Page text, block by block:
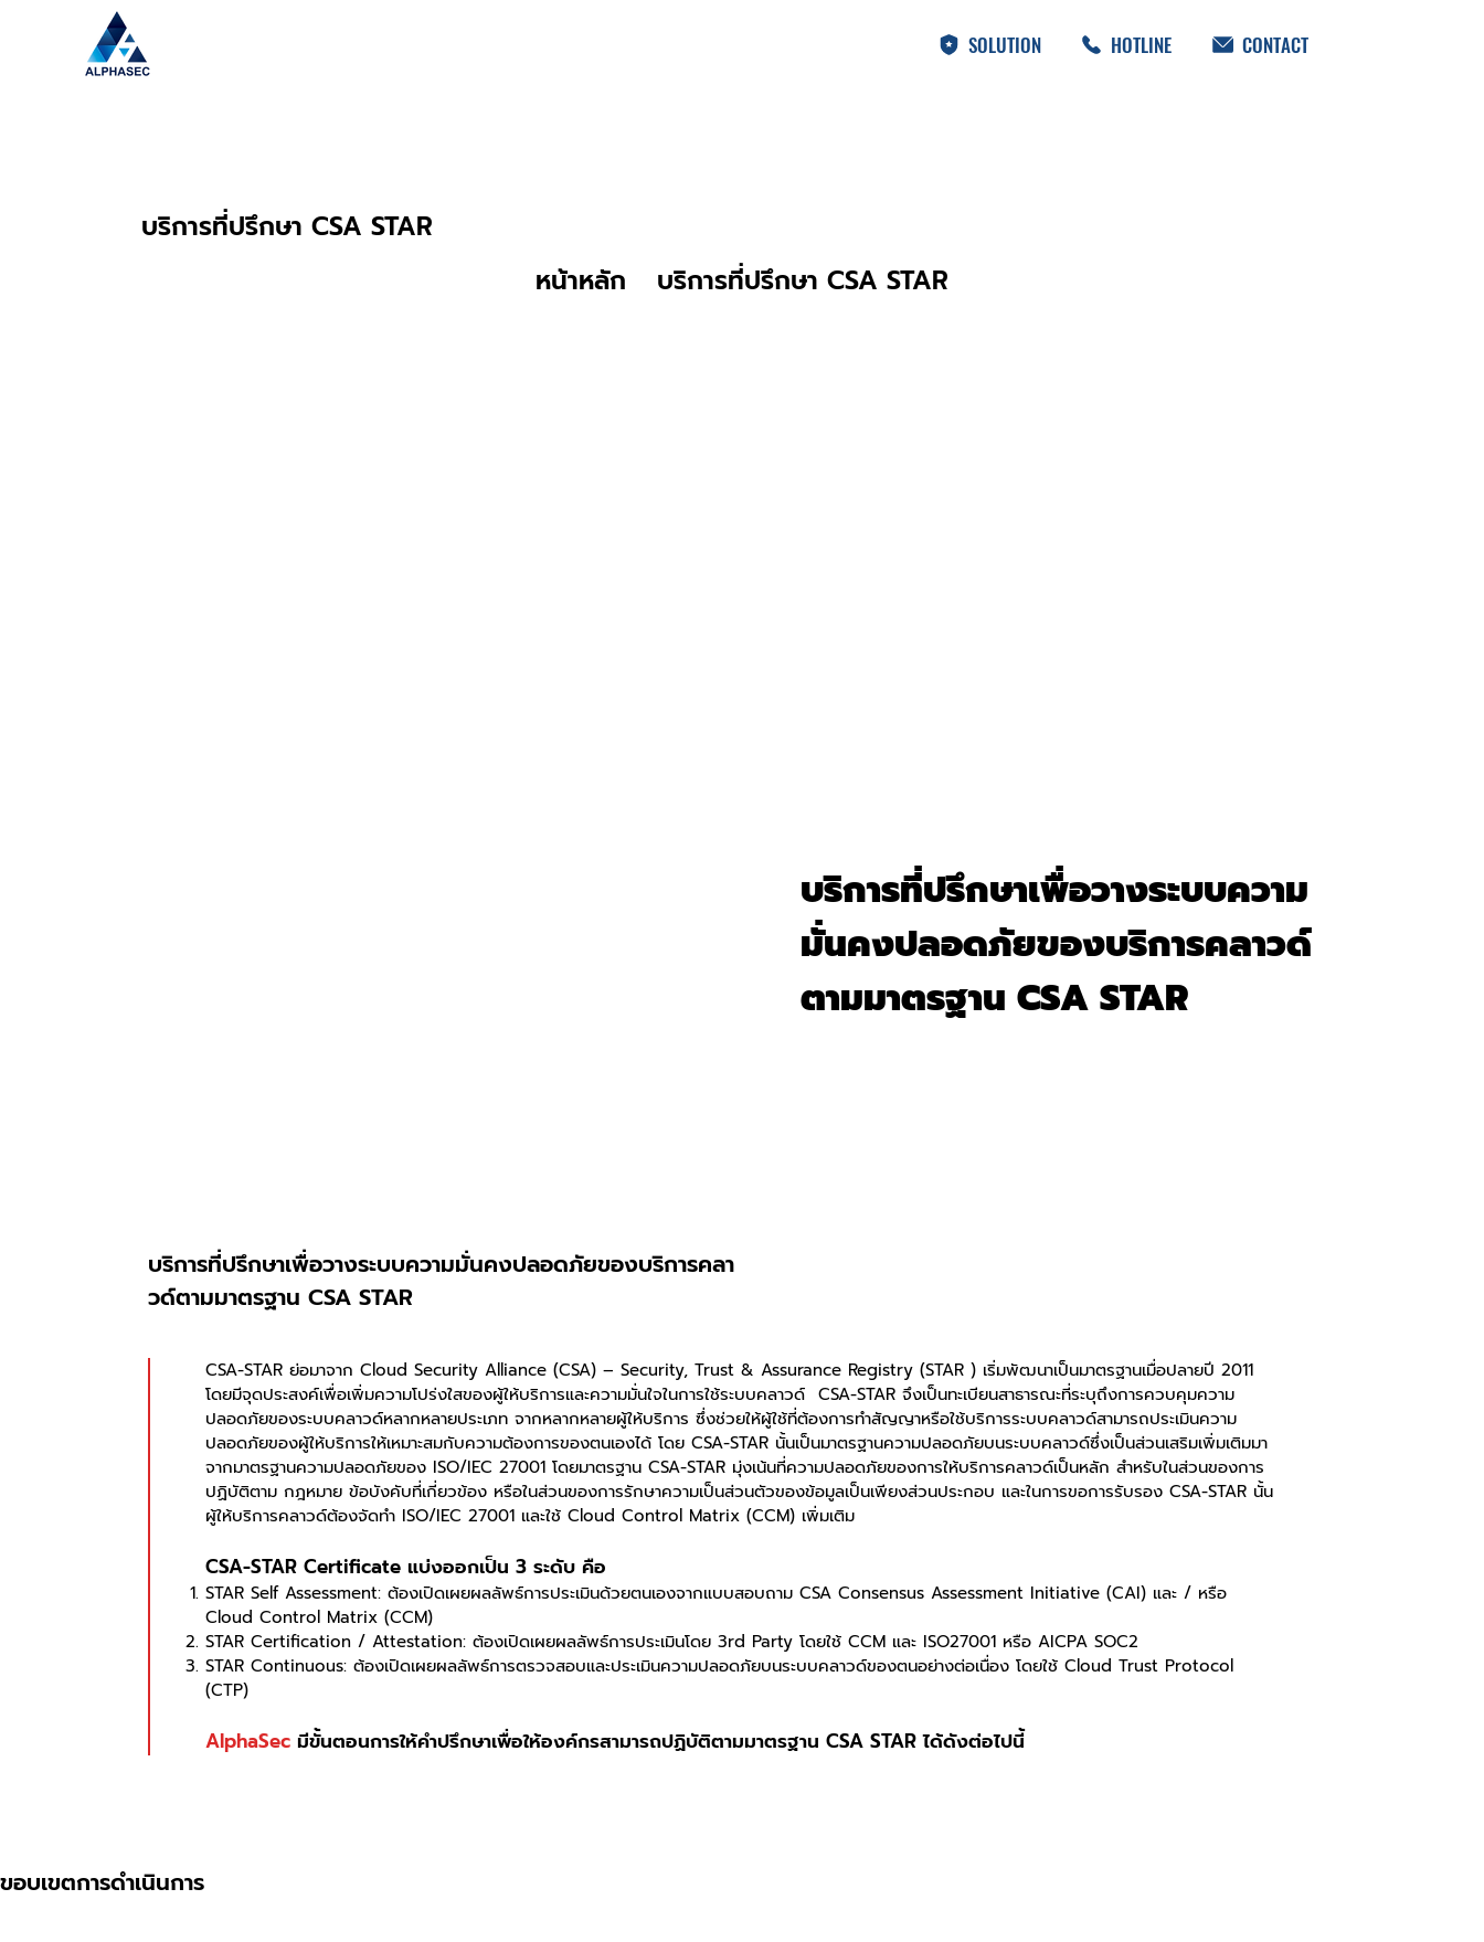
HOTLINE
SOLUTION CONTACT
บริการที่ปรึกษา CSA STAR
หน้าหลัก
บริการที่ปรึกษา CSA STAR
บริการที่ปรึกษาเพื่อวางระบบความ
มั่นคงปลอดภัยของบริการคลาวด์
ตามมาตรฐาน CSA STAR
บริการที่ปรึกษาเพื่อวางระบบความมั่นคงปลอดภัยของบริการคลา
วด์ตามมาตรฐาน CSA STAR
CSA-STAR ย่อมาจาก Cloud Security Alliance (CSA) – Security, Trust & Assurance Registry (STAR ) เริ่มพัฒนาเป็นมาตรฐานเมื่อปลายปี 2011
โดยมีจุดประสงค์เพื่อเพิ่มความโปร่งใสของผู้ให้บริการและความมั่นใจในการใช้ระบบคลาวด์ CSA-STAR จึงเป็นทะเบียนสาธารณะที่ระบุถึงการควบคุมความ
ปลอดภัยของระบบคลาวด์หลากหลายประเภท จากหลากหลายผู้ให้บริการ ซึ่งช่วยให้ผู้ใช้ที่ต้องการทำสัญญาหรือใช้บริการระบบคลาวด์สามารถประเมินความ
ปลอดภัยของผู้ให้บริการให้เหมาะสมกับความต้องการของตนเองได้ โดย CSA-STAR นั้นเป็นมาตรฐานความปลอดภัยบนระบบคลาวด์ซึ่งเป็นส่วนเสริมเพิ่มเติมมา
จากมาตรฐานความปลอดภัยของ ISO/IEC 27001 โดยมาตรฐาน CSA-STAR มุ่งเน้นที่ความปลอดภัยของการให้บริการคลาวด์เป็นหลัก สำหรับในส่วนของการ
ปฏิบัติตาม กฎหมาย ข้อบังคับที่เกี่ยวข้อง หรือในส่วนของการรักษาความเป็นส่วนตัวของข้อมูลเป็นเพียงส่วนประกอบ และในการขอการรับรอง CSA-STAR นั้น
ผู้ให้บริการคลาวด์ต้องจัดทำ ISO/IEC 27001 และใช้ Cloud Control Matrix (CCM) เพิ่มเติม
CSA-STAR Certificate แบ่งออกเป็น 3 ระดับ คือ
STAR Self Assessment: ต้องเปิดเผยผลลัพธ์การประเมินด้วยตนเองจากแบบสอบถาม CSA Consensus Assessment Initiative (CAI) และ / หรือ
Cloud Control Matrix (CCM)
STAR Certification / Attestation: ต้องเปิดเผยผลลัพธ์การประเมินโดย 3rd Party โดยใช้ CCM และ ISO27001 หรือ AICPA SOC2
STAR Continuous: ต้องเปิดเผยผลลัพธ์การตรวจสอบและประเมินความปลอดภัยบนระบบคลาวด์ของตนอย่างต่อเนื่อง โดยใช้ Cloud Trust Protocol
(CTP)
AlphaSec มีขั้นตอนการให้คำปรึกษาเพื่อให้องค์กรสามารถปฏิบัติตามมาตรฐาน CSA STAR ได้ดังต่อไปนี้
ขอบเขตการดำเนินการ